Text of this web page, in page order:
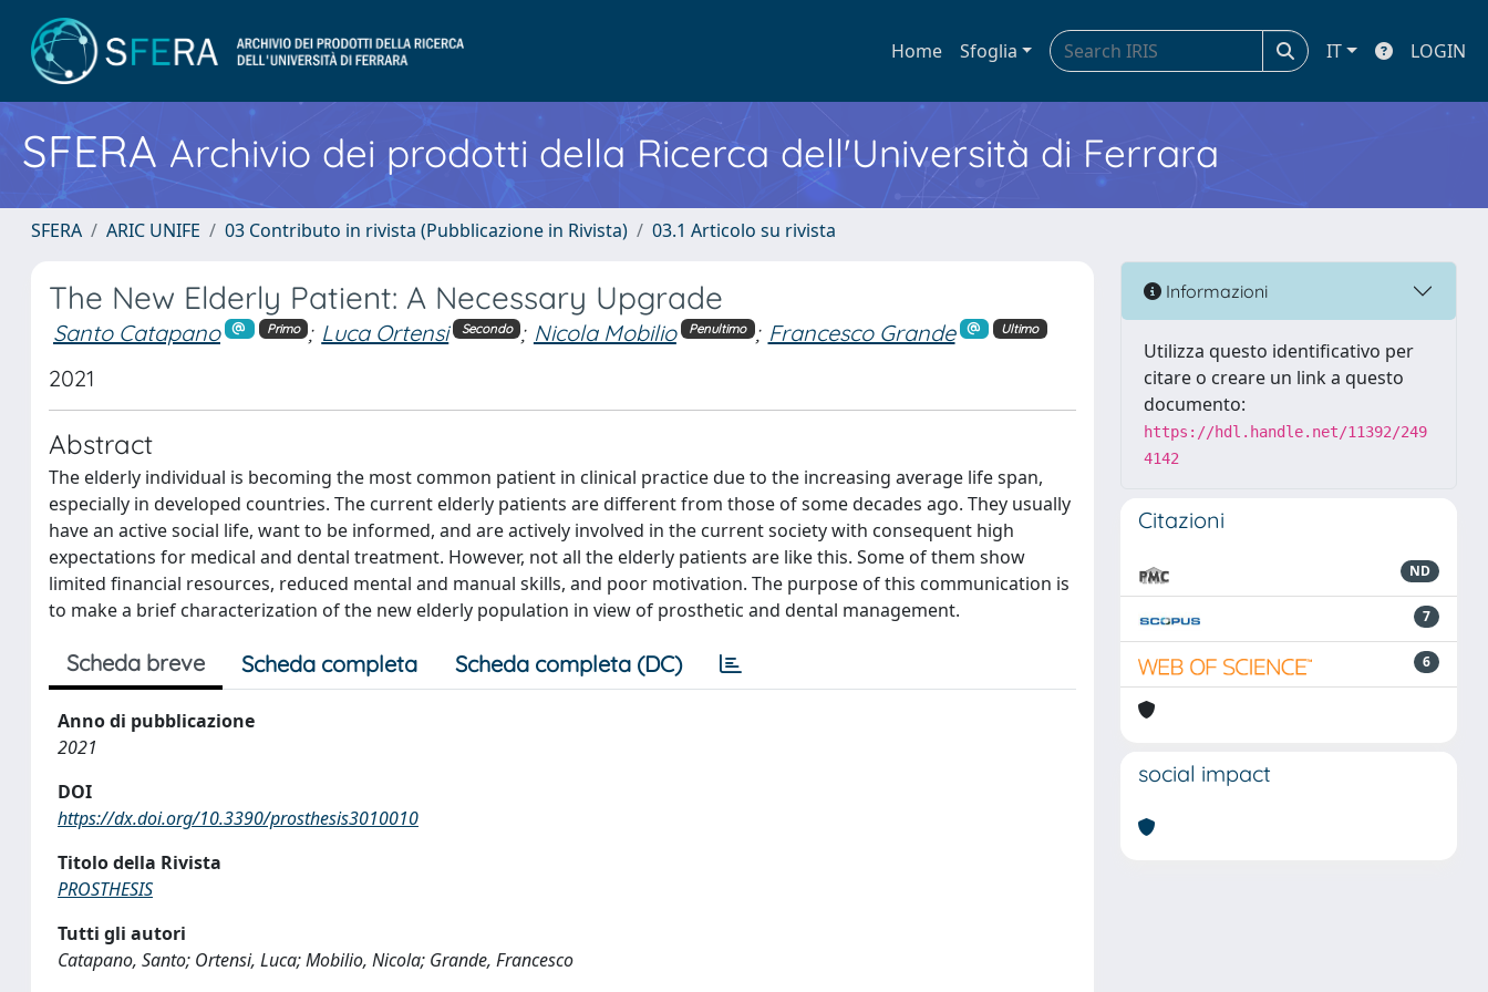
Home Sfoglia IT LOGIN
SFERA Archivio dei prodotti della Ricerca dell'Università di Ferrara
SFERA ARIC UNIFE 03 Contributo in rivista (Pubblicazione in Rivista) 03.1 Articolo su rivista
The New Elderly Patient: A Necessary Upgrade
Santo Catapano Primo ; Luca Ortensi Secondo ; Nicola Mobilio Penultimo ; Francesco Grande Ultimo
2021
Abstract
The elderly individual is becoming the most common patient in clinical practice due to the increasing average life span,
especially in developed countries. The current elderly patients are different from those of some decades ago. They usually
have an active social life, want to be informed, and are actively involved in the current society with consequent high
expectations for medical and dental treatment. However, not all the elderly patients are like this. Some of them show
limited financial resources, reduced mental and manual skills, and poor motivation. The purpose of this communication is
to make a brief characterization of the new elderly population in view of prosthetic and dental management.
Scheda breve Scheda completa Scheda completa (DC)
Anno di pubblicazione
2021
DOI
https://dx.doi.org/10.3390/prosthesis3010010
Titolo della Rivista
PROSTHESIS
Tutti gli autori
Catapano, Santo; Ortensi, Luca; Mobilio, Nicola; Grande, Francesco
Informazioni
Utilizza questo identificativo per
citare o creare un link a questo
documento:
https://hdl.handle.net/11392/249
4142
Citazioni
ND
7
6
social impact